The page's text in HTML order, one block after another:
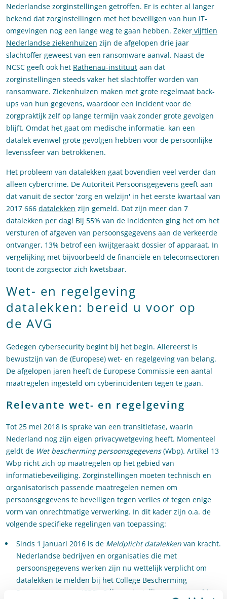
Nederlandse zorginstellingen getroffen. Er is echter al langer
bekend dat zorginstellingen met het beveiligen van hun IT-
omgevingen nog een lange weg te gaan hebben. Zeker vijftien
Nederlandse ziekenhuizen zijn de afgelopen drie jaar
slachtoffer geweest van een ransomware aanval. Naast de
NCSC geeft ook het Rathenau-instituut aan dat
zorginstellingen steeds vaker het slachtoffer worden van
ransomware. Ziekenhuizen maken met grote regelmaat back-
ups van hun gegevens, waardoor een incident voor de
zorgpraktijk zelf op lange termijn vaak zonder grote gevolgen
blijft. Omdat het gaat om medische informatie, kan een
datalek evenwel grote gevolgen hebben voor de persoonlijke
levenssfeer van betrokkenen.
Het probleem van datalekken gaat bovendien veel verder dan
alleen cybercrime. De Autoriteit Persoonsgegevens geeft aan
dat vanuit de sector 'zorg en welzijn' in het eerste kwartaal van
2017 666 datalekken zijn gemeld. Dat zijn meer dan 7
datalekken per dag! Bij 55% van de incidenten ging het om het
versturen of afgeven van persoonsgegevens aan de verkeerde
ontvanger, 13% betrof een kwijtgeraakt dossier of apparaat. In
vergelijking met bijvoorbeeld de financiële en telecomsectoren
toont de zorgsector zich kwetsbaar.
Wet- en regelgeving
datalekken: bereid u voor op
de AVG
Gedegen cybersecurity begint bij het begin. Allereerst is
bewustzijn van de (Europese) wet- en regelgeving van belang.
De afgelopen jaren heeft de Europese Commissie een aantal
maatregelen ingesteld om cyberincidenten tegen te gaan.
Relevante wet- en regelgeving
Tot 25 mei 2018 is sprake van een transitiefase, waarin
Nederland nog zijn eigen privacywetgeving heeft. Momenteel
geldt de Wet bescherming persoonsgegevens(Wbp). Artikel 13
Wbp richt zich op maatregelen op het gebied van
informatiebeveiliging. Zorginstellingen moeten technisch en
organisatorisch passende maatregelen nemen om
persoonsgegevens te beveiligen tegen verlies of tegen enige
vorm van onrechtmatige verwerking. In dit kader zijn o.a. de
volgende specifieke regelingen van toepassing:
Sinds 1 januari 2016 is de Meldplicht datalekken van kracht.
Nederlandse bedrijven en organisaties die met
persoonsgegevens werken zijn nu wettelijk verplicht om
datalekken te melden bij het College Bescherming
Persoonsgegevens (CBP). Oók zorginstellingen moeten hier